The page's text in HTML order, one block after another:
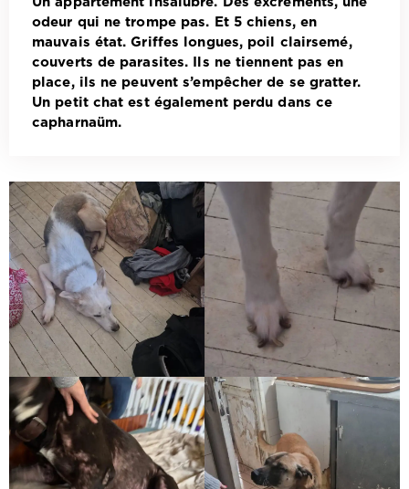
odeur qui ne trompe pas. Et 5 chiens, en
mauvais état. Griffes longues, poil clairsemé,
couverts de parasites. Ils ne tiennent pas en
place, ils ne peuvent s’empêcher de se gratter.
Un petit chat est également perdu dans ce
capharnaüm.